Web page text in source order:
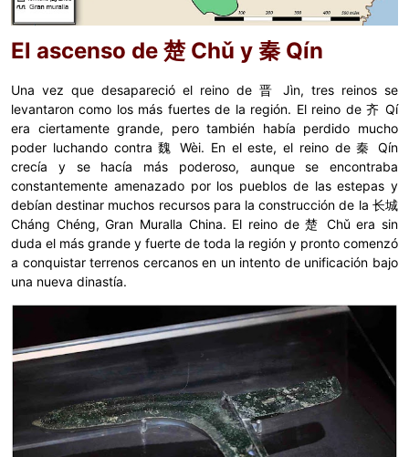
El ascenso de 楚 Chǔ y 秦 Qín
Una vez que desapareció el reino de 晋 Jìn, tres reinos se
levantaron como los más fuertes de la región. El reino de 齐 Qí
era ciertamente grande, pero también había perdido mucho
poder luchando contra 魏 Wèi. En el este, el reino de 秦 Qín
crecía y se hacía más poderoso, aunque se encontraba
constantemente amenazado por los pueblos de las estepas y
debían destinar muchos recursos para la construcción de la 长城
Cháng Chéng, Gran Muralla China. El reino de 楚 Chǔ era sin
duda el más grande y fuerte de toda la región y pronto comenzó
a conquistar terrenos cercanos en un intento de unificación bajo
una nueva dinastía.